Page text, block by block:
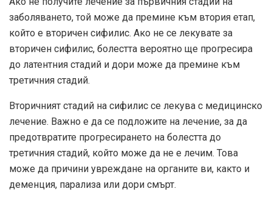
заболяването, той може да премине към втория етап,
който е вторичен сифилис. Ако не се лекувате за
вторичен сифилис, болестта вероятно ще прогресира
до латентния стадий и дори може да премине към
третичния стадий.
Вторичният стадий на сифилис се лекува с медицинско
лечение. Важно е да се подложите на лечение, за да
предотвратите прогресирането на болестта до
третичния стадий, който може да не е лечим. Това
може да причини увреждане на органите ви, както и
деменция, парализа или дори смърт.